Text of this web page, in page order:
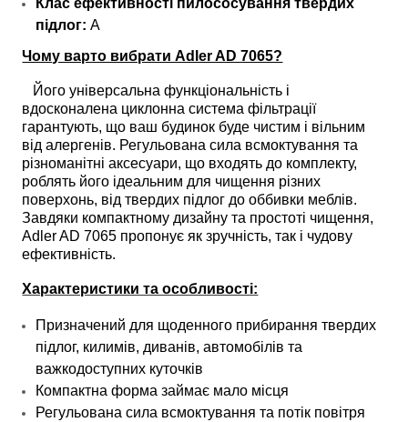
Клас ефективності пилососування твердих
підлог: A
Чому варто вибрати Adler AD 7065?
Його універсальна функціональність і
вдосконалена циклонна система фільтрації
гарантують, що ваш будинок буде чистим і вільним
від алергенів. Регульована сила всмоктування та
різноманітні аксесуари, що входять до комплекту,
роблять його ідеальним для чищення різних
поверхонь, від твердих підлог до оббивки меблів.
Завдяки компактному дизайну та простоті чищення,
Adler AD 7065 пропонує як зручність, так і чудову
ефективність.
Характеристики та особливості:
Призначений для щоденного прибирання твердих
підлог, килимів, диванів, автомобілів та
важкодоступних куточків
Компактна форма займає мало місця
Регульована сила всмоктування та потік повітря